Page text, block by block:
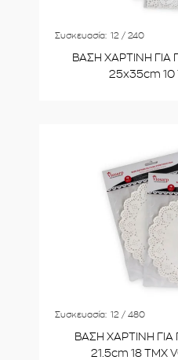
Συσκευασία: 12 / 240
ΒΑΣΗ ΧΑΡΤΙΝΗ
25x35cm 10
Συσκευασία: 12 / 480
ΒΑΣΗ ΧΑΡΤΙΝΗ
21.5cm 18 ΤΜΧ